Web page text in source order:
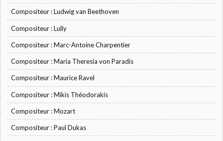
Compositeur : Ludwig van Beethoven
Compositeur : Lully
Compositeur : Marc-Antoine Charpentier
Compositeur : Maria Theresia von Paradis
Compositeur : Maurice Ravel
Compositeur : Mikis Théodorakis
Compositeur : Mozart
Compositeur : Paul Dukas